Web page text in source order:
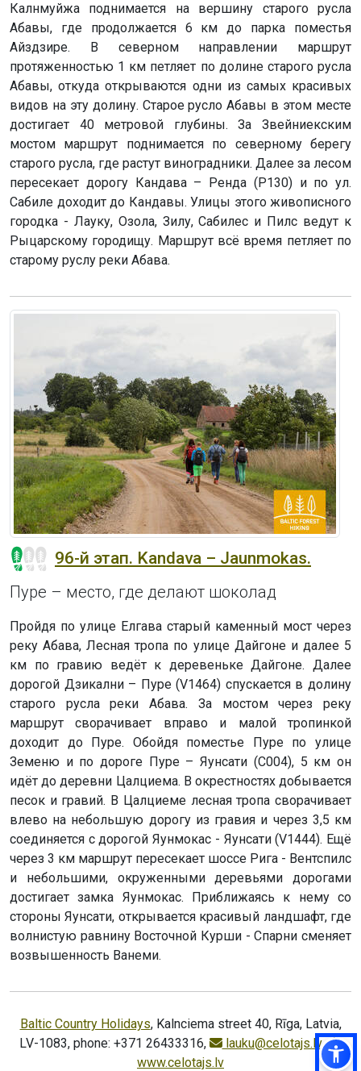
Калнмуйжа поднимается на вершину старого русла
Абавы, где продолжается 6 км до парка поместья
Айздзире. В северном направлении маршрут
протяженностью 1 км петляет по долине старого русла
Абавы, откуда открываются одни из самых красивых
видов на эту долину. Старое русло Абавы в этом месте
достигает 40 метровой глубины. За Звейниекским
мостом маршрут поднимается по северному берегу
старого русла, где растут виноградники. Далее за лесом
пересекает дорогу Кандава – Ренда (Р130) и по ул.
Сабиле доходит до Кандавы. Улицы этого живописного
городка - Лауку, Озола, Зилу, Сабилес и Пилс ведут к
Рыцарскому городищу. Маршрут всё время петляет по
старому руслу реки Абава.
96-й этап. Kandava – Jaunmokas.
Пуре – место, где делают шоколад
Пройдя по улице Елгава старый каменный мост через
реку Абава, Лесная тропа по улице Дайгоне и далее 5
км по гравию ведёт к деревеньке Дайгоне. Далее
дорогой Дзикални – Пуре (V1464) спускается в долину
старого русла реки Абава. За мостом через реку
маршрут сворачивает вправо и малой тропинкой
доходит до Пуре. Обойдя поместье Пуре по улице
Земеню и по дороге Пуре – Яунсати (C004), 5 км он
идёт до деревни Цалциема. В окрестностях добывается
песок и гравий. В Цалциеме лесная тропа сворачивает
влево на небольшую дорогу из гравия и через 3,5 км
соединяется с дорогой Яунмокас - Яунсати (V1444). Ещё
через 3 км маршрут пересекает шоссе Рига - Вентспилс
и небольшими, окруженными деревьями дорогами
достигает замка Яунмокас. Приближаясь к нему со
стороны Яунсати, открывается красивый ландшафт, где
волнистую равнину Восточной Курши - Спарни сменяет
возвышенность Ванеми.
Baltic Country Holidays, Kalnciema street 40, Rīga, Latvia,
LV-1083, phone: +371 26433316,
lauku@celotajs.lv,
www.celotajs.lv